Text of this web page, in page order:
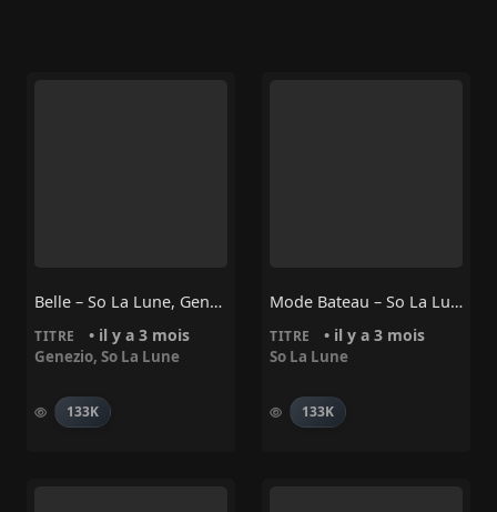
Belle – So La Lune, Genezio
TITRE • il y a 3 mois
Genezio, So La Lune
133K
Mode Bateau – So La Lune
TITRE • il y a 3 mois
So La Lune
133K